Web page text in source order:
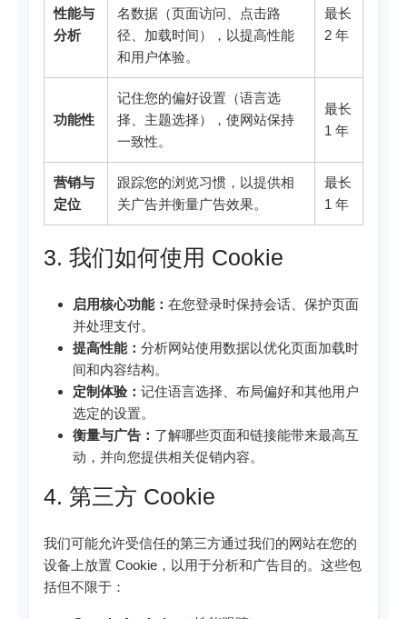
性能与
分析
名数据（页面访问、点击路
径、加载时间），以提高性能
和用户体验。
最长
2 年
功能性
记住您的偏好设置（语言选
择、主题选择），使网站保持
一致性。
最长
1 年
营销与
定位
跟踪您的浏览习惯，以提供相
关广告并衡量广告效果。
最长
1 年
3. 我们如何使用 Cookie
启用核心功能： 在您登录时保持会话、保护页面
并处理支付。
提高性能： 分析网站使用数据以优化页面加载时
间和内容结构。
定制体验： 记住语言选择、布局偏好和其他用户
选定的设置。
衡量与广告： 了解哪些页面和链接能带来最高互
动，并向您提供相关促销内容。
4. 第三方 Cookie
我们可能允许受信任的第三方通过我们的网站在您的
设备上放置 Cookie，以用于分析和广告目的。这些包
括但不限于：